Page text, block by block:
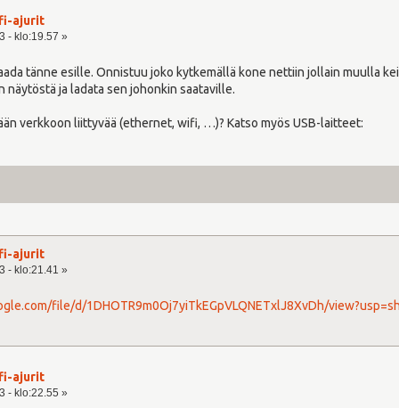
ajurit
- klo:19.57 »
tänne esille. Onnistuu joko kytkemällä kone nettiin jollain muulla
näytöstä ja ladata sen johonkin saataville.
verkkoon liittyvää (ethernet, wifi, …)? Katso myös USB-laitteet:
ajurit
- klo:21.41 »
file/d/1DHOTR9m0Oj7yiTkEGpVLQNETxlJ8XvDh/
ajurit
- klo:22.55 »